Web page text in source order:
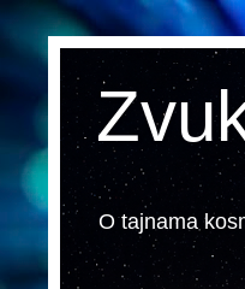
O tajnama